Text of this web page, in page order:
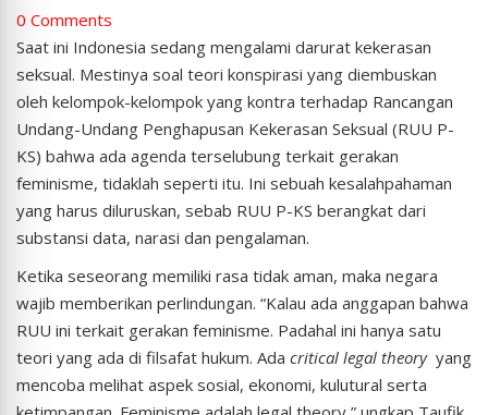
0 Comments
Saat ini Indonesia sedang mengalami darurat kekerasan
seksual. Mestinya soal teori konspirasi yang diembuskan
oleh kelompok-kelompok yang kontra terhadap Rancangan
Undang-Undang Penghapusan Kekerasan Seksual (RUU P-
KS) bahwa ada agenda terselubung terkait gerakan
feminisme, tidaklah seperti itu. Ini sebuah kesalahpahaman
yang harus diluruskan, sebab RUU P-KS berangkat dari
substansi data, narasi dan pengalaman.
Ketika seseorang memiliki rasa tidak aman, maka negara
wajib memberikan perlindungan. “Kalau ada anggapan bahwa
RUU ini terkait gerakan feminisme. Padahal ini hanya satu
teori yang ada di filsafat hukum. Ada critical legal theoryyang
mencoba melihat aspek sosial, ekonomi, kulutural serta